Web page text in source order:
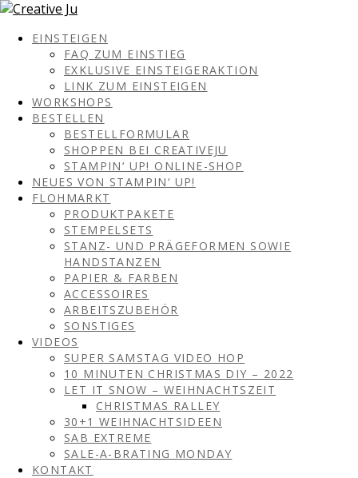
EINSTEIGEN
FAQ ZUM EINSTIEG
EXKLUSIVE EINSTEIGERAKTION
LINK ZUM EINSTEIGEN
WORKSHOPS
BESTELLEN
BESTELLFORMULAR
SHOPPEN BEI CREATIVEJU
STAMPIN‘ UP! ONLINE-SHOP
NEUES VON STAMPIN‘ UP!
FLOHMARKT
PRODUKTPAKETE
STEMPELSETS
STANZ- UND PRÄGEFORMEN SOWIE
HANDSTANZEN
PAPIER & FARBEN
ACCESSOIRES
ARBEITSZUBEHÖR
SONSTIGES
VIDEOS
SUPER SAMSTAG VIDEO HOP
10 MINUTEN CHRISTMAS DIY – 2022
LET IT SNOW – WEIHNACHTSZEIT
CHRISTMAS RALLEY
30+1 WEIHNACHTSIDEEN
SAB EXTREME
SALE-A-BRATING MONDAY
KONTAKT